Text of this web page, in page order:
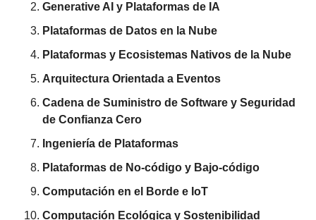
Generative AI y Plataformas de IA
Plataformas de Datos en la Nube
Plataformas y Ecosistemas Nativos de la Nube
Arquitectura Orientada a Eventos
Cadena de Suministro de Software y Seguridad
de Confianza Cero
Ingeniería de Plataformas
Plataformas de No-código y Bajo-código
Computación en el Borde e IoT
Computación Ecológica y Sostenibilidad